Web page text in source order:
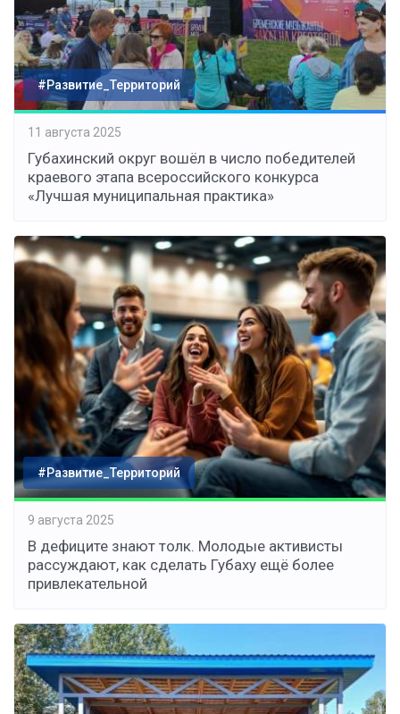
#Развитие_Территорий
11 августа 2025
Губахинский округ вошёл в число победителей
краевого этапа всероссийского конкурса
«Лучшая муниципальная практика»
#Развитие_Территорий
9 августа 2025
В дефиците знают толк. Молодые активисты
рассуждают, как сделать Губаху ещё более
привлекательной